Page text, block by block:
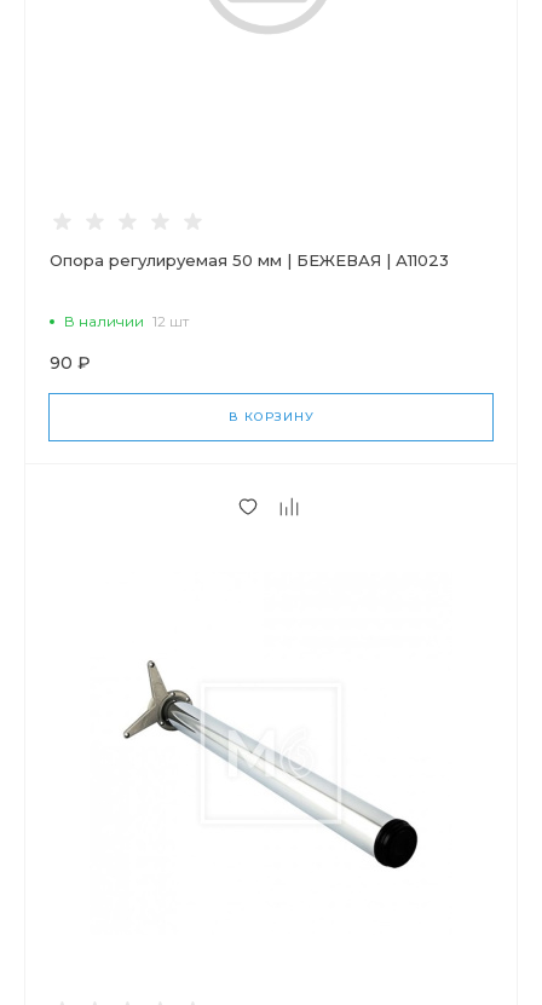
Опора регулируемая 50 мм | БЕЖЕВАЯ | А11023
В наличии 12 шт
90 ₽
В КОРЗИНУ